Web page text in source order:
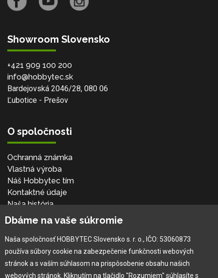
Showroom Slovensko
+421 909 100 200
info@hobbytec.sk
Bardejovská 2046/28, 080 06
Ľubotice - Prešov
O spoločnosti
Ochranná známka
Vlastná výroba
Náš Hobbytec tím
Kontaktné údaje
Naša história
Kariéra
Pre zákazníka
Garancia najlepšej ceny
Dbáme na vaše súkromie
Naša spoločnosť HOBBYTEC Slovensko s. r. o., IČO: 53060873
používa súbory cookie na zabezpečenie funkčnosti webových
stránok a s vaším súhlasom na prispôsobenie obsahu našich
webových stránok. Kliknutím na tlačidlo "Rozumiem" súhlasíte s